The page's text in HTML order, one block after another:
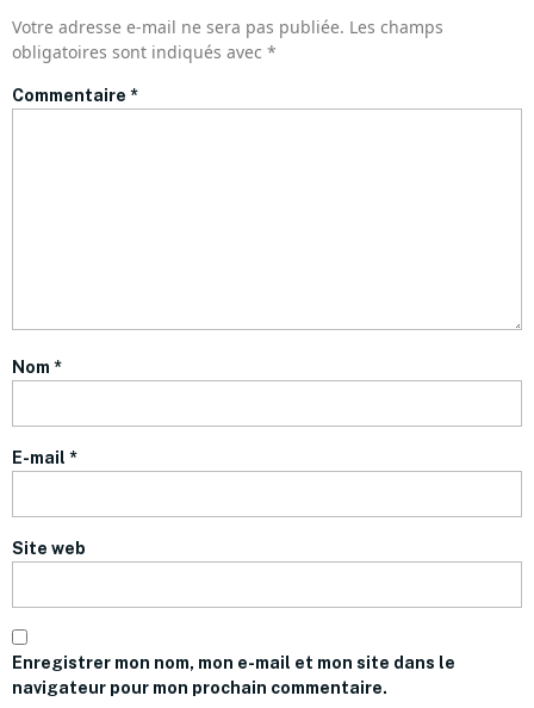
Votre adresse e-mail ne sera pas publiée. Les champs
obligatoires sont indiqués avec *
Commentaire *
Nom *
E-mail *
Site web
Enregistrer mon nom, mon e-mail et mon site dans le
navigateur pour mon prochain commentaire.